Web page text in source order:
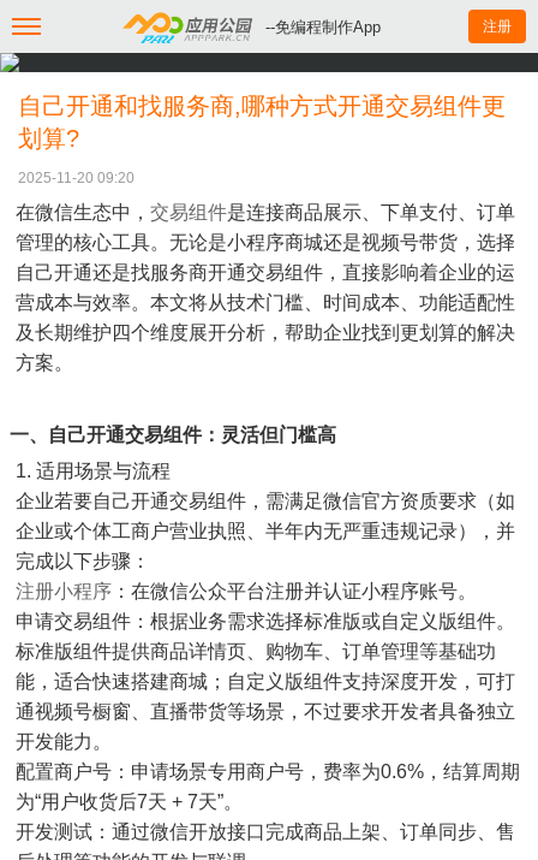
--免编程制作App 注册
自己开通和找服务商,哪种方式开通交易组件更
划算?
2025-11-20 09:20
在微信生态中， 交易组件是连接商品展示、下单支付、订单
管理的核心工具。无论是小程序商城还是视频号带货，选择
自己开通还是找服务商开通交易组件，直接影响着企业的运
营成本与效率。本文将从技术门槛、时间成本、功能适配性
及长期维护四个维度展开分析，帮助企业找到更划算的解决
方案。
一、自己开通交易组件：灵活但门槛高
1. 适用场景与流程
企业若要自己开通交易组件，需满足微信官方资质要求（如
企业或个体工商户营业执照、半年内无严重违规记录），并
完成以下步骤：
注册小程序 ：在微信公众平台注册并认证小程序账号。
申请交易组件：根据业务需求选择标准版或自定义版组件。
标准版组件提供商品详情页、购物车、订单管理等基础功
能，适合快速搭建商城；自定义版组件支持深度开发，可打
通视频号橱窗、直播带货等场景，不过要求开发者具备独立
开发能力。
配置商户号：申请场景专用商户号，费率为0.6%，结算周期
为“用户收货后7天 + 7天”。
开发测试：通过微信开放接口完成商品上架、订单同步、售